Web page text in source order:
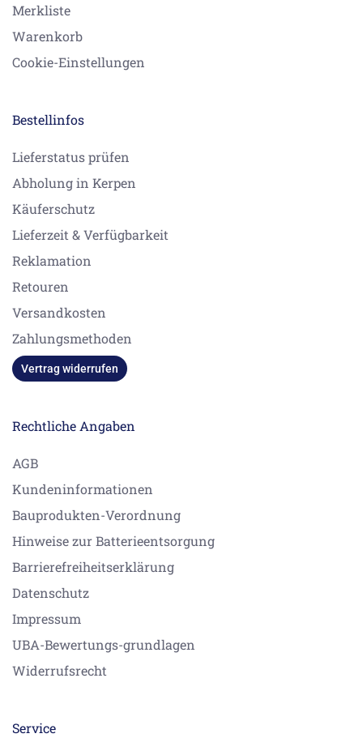
Merkliste
Warenkorb
Cookie-Einstellungen
Bestellinfos
Lieferstatus prüfen
Abholung in Kerpen
Käuferschutz
Lieferzeit & Verfügbarkeit
Reklamation
Retouren
Versandkosten
Zahlungsmethoden
Vertrag widerrufen
Rechtliche Angaben
AGB
Kundeninformationen
Bauprodukten-Verordnung
Hinweise zur Batterieentsorgung
Barrierefreiheitserklärung
Datenschutz
Impressum
UBA-Bewertungs-grundlagen
Widerrufsrecht
Service